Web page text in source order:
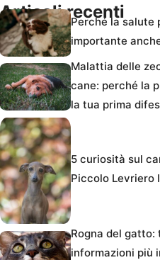
Articoli recenti
Perché la salute
importante
Malattia delle
cane: perché la
la tua prima
5 curiosità sul
Piccolo Levriero
Rogna del gatto:
informazioni più